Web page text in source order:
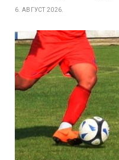
6. АВГУСТ 2026.